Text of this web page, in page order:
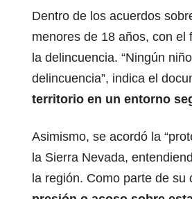
Dentro de los acuerdos
menores de 18 años, con
la delincuencia. “Ningún
delincuencia”, indica el
territorio en un entorno
Asimismo, se acordó la
la Sierra Nevada,
la región. Como parte de